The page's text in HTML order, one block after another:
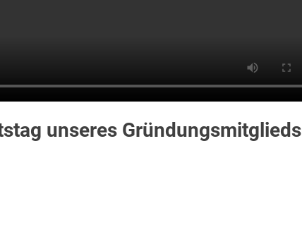
unseres Gründungsmitglieds